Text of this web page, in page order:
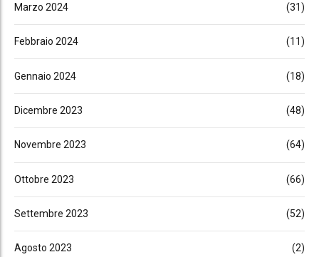
Marzo 2024 (31)
Febbraio 2024 (11)
Gennaio 2024 (18)
Dicembre 2023 (48)
Novembre 2023 (64)
Ottobre 2023 (66)
Settembre 2023 (52)
Agosto 2023 (2)